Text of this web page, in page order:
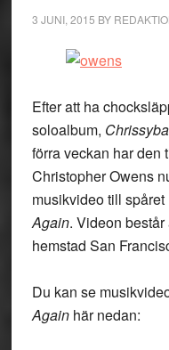
3 JUNI, 2015 BY
Efter att ha
soloalbum,
förra veckan har den
Christopher Owens
musikvideo till spåret
Again. Videon
hemstad San
Du kan se
Againhär nedan: